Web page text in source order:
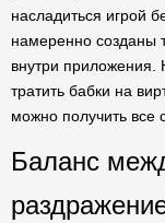
насладиться игрой
намеренно созданы
внутри
тратить бабки на
можно получить все
Баланс